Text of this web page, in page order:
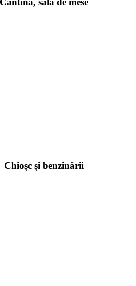
Chioșc și benzinării